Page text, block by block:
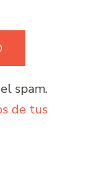
spam.
de tus